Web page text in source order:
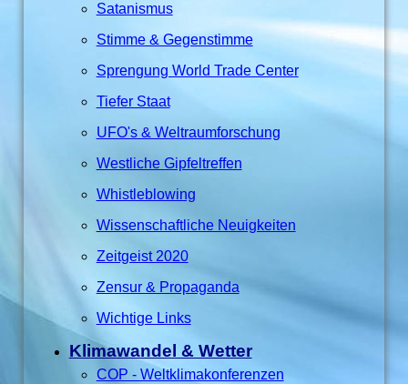
Satanismus
Stimme & Gegenstimme
Sprengung World Trade Center
Tiefer Staat
UFO's & Weltraumforschung
Westliche Gipfeltreffen
Whistleblowing
Wissenschaftliche Neuigkeiten
Zeitgeist 2020
Zensur & Propaganda
Wichtige Links
Klimawandel & Wetter
COP - Weltklimakonferenzen